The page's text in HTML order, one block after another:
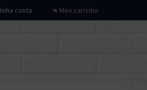
conta . Meu carrinho